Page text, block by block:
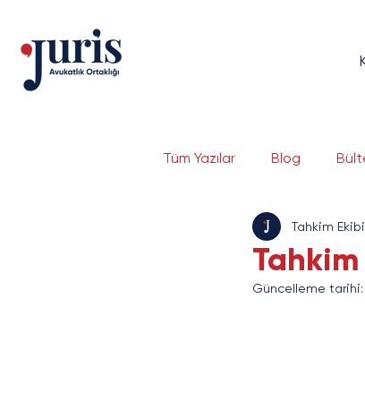
Tüm Yazılar Blog
Dava Yönetimi Bilgi
Tahkim
Tahkim Ekibi
Güncelleme tarihi: